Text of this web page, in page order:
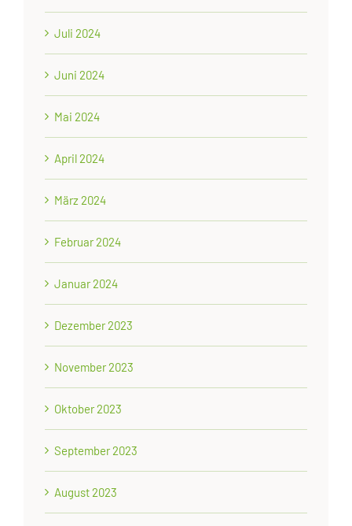
Juli 2024
Juni 2024
Mai 2024
April 2024
März 2024
Februar 2024
Januar 2024
Dezember 2023
November 2023
Oktober 2023
September 2023
August 2023